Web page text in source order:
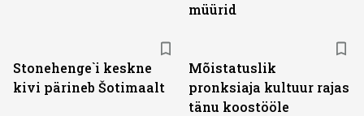
müürid
Stonehenge`i keskne
kivi pärineb Šotimaalt
Mõistatuslik
pronksiaja kultuur rajas
tänu koostööle